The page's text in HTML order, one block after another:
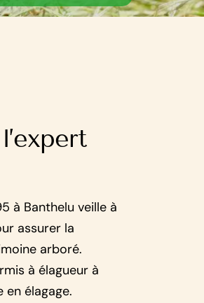
à Banthelu veille à
assurer la
arboré.
à élagueur à
élagage.